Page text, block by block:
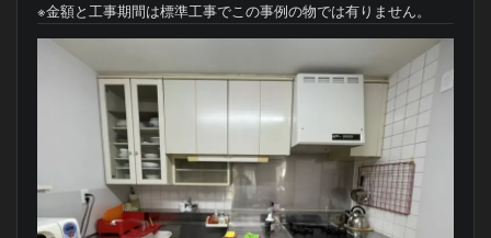
※金額と工事期間は標準工事でこの事例の物では有りません。